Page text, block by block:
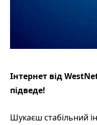
Інтернет від
підведе!
Шукаєш стабільний